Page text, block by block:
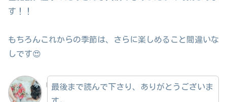
す！！
もちろんこれからの季節は、さらに楽しめること間違いな
しです😍
最後まで読んで下さり、ありがとうございま